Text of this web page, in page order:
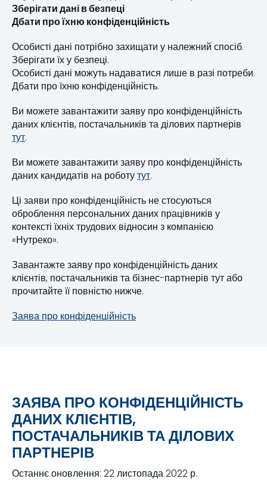
Зберігати дані в безпеці
Дбати про їхню конфіденційність
Особисті дані потрібно захищати у належний спосіб.
Зберігати їх у безпеці.
Особисті дані можуть надаватися лише в разі потреби.
Дбати про їхню конфіденційність.
Ви можете завантажити заяву про конфіденційність
даних клієнтів, постачальників та ділових партнерів
тут.
Ви можете завантажити заяву про конфіденційність
даних кандидатів на роботутут.
Ці заяви про конфіденційність не стосуються
оброблення персональних даних працівників у
контексті їхніх трудових відносин з компанією
«Нутреко».
Завантажте заяву про конфіденційність даних
клієнтів, постачальників та бізнес-партнерів тут або
прочитайте її повністю нижче.
Заява про конфіденційність
ЗАЯВА ПРО КОНФІДЕНЦІЙНІСТЬ
ДАНИХ КЛІЄНТІВ,
ПОСТАЧАЛЬНИКІВ ТА ДІЛОВИХ
ПАРТНЕРІВ
Останнє оновлення: 22 листопада 2022 р.